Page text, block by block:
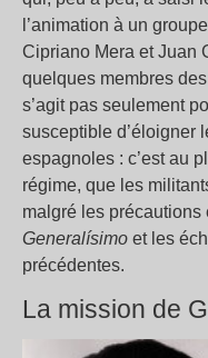
l’animation à un
Cipriano Mera et Juan
quelques membres
s’agit pas seulement
susceptible d’éloigner
espagnoles : c’est au
régime, que les
malgré les précautions
Generalísimo et les
précédentes.
La mission de